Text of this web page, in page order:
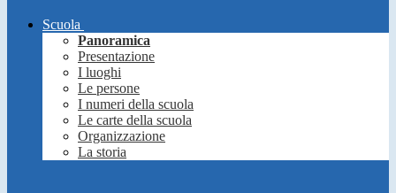
Scuola
Panoramica
Presentazione
I luoghi
Le persone
I numeri della scuola
Le carte della scuola
Organizzazione
La storia